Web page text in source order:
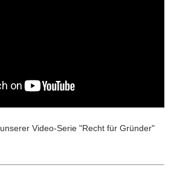
unserer Video-Serie "Recht für Gründer"